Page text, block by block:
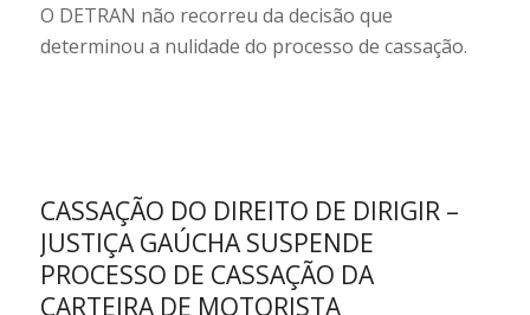
O DETRAN não recorreu da decisão que
determinou a nulidade do processo de cassação.
CASSAÇÃO DO DIREITO DE DIRIGIR –
JUSTIÇA GAÚCHA SUSPENDE
PROCESSO DE CASSAÇÃO DA
CARTEIRA DE MOTORISTA